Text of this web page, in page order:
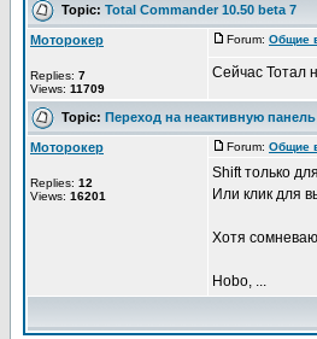
Topic: Total Commander 10.50 beta 7
Моторокер
Replies: 7
Views: 11709
Forum: Общие
Сейчас Тотал
Topic: Переход на неактивную
Моторокер
Replies: 12
Views: 16201
Forum: Общие
Shift только
Или клик для
Хотя
Hobo, ...